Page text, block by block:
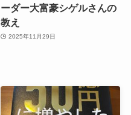
ーダー大富豪シゲルさんの
教え
2025年11月29日